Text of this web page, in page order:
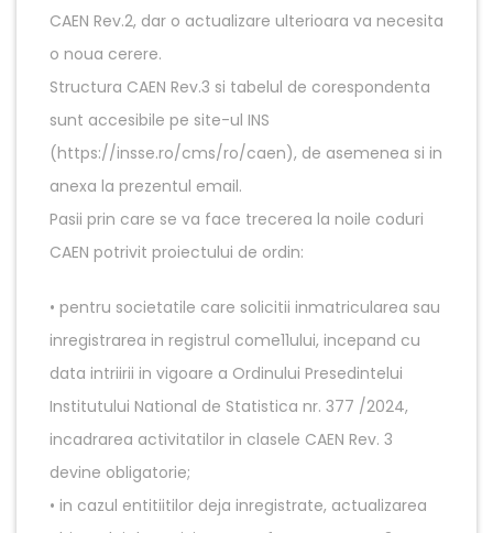
CAEN Rev.2, dar o actualizare ulterioara va necesita
o noua cerere.
Structura CAEN Rev.3 si tabelul de corespondenta
sunt accesibile pe site-ul INS
(https://insse.ro/cms/ro/caen), de asemenea si in
anexa la prezentul email.
Pasii prin care se va face trecerea la noile coduri
CAEN potrivit proiectului de ordin:
• pentru societatile care solicitii inmatricularea sau
inregistrarea in registrul come11ului, incepand cu
data intriirii in vigoare a Ordinului Presedintelui
Institutului National de Statistica nr. 377 /2024,
incadrarea activitatilor in clasele CAEN Rev. 3
devine obligatorie;
• in cazul entitiitilor deja inregistrate, actualizarea